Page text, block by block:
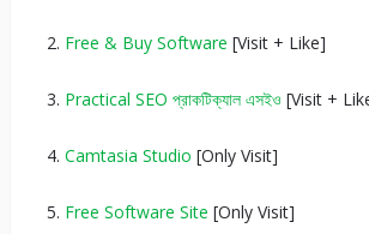
Free & Buy Software [Visit + Like]
Practical SEO প্রাকটিক্যাল এসইও [Visit +
Camtasia Studio [Only Visit]
Free Software Site [Only Visit]